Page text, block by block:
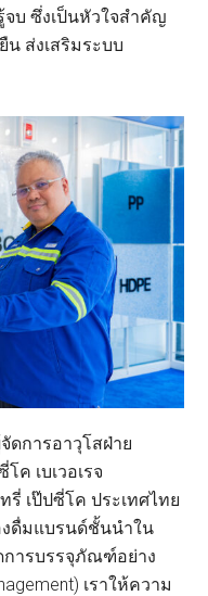
จบ ซึ่งเป็นหัวใจสำคัญ
ส่งเสริมระบบ
ดการอาวุโสฝ่าย
ค เบเวอเรจ
รี่ เป๊ปซี่โค ประเทศไทย
งดื่มแบรนด์ชั้นนำใน
การบรรจุภัณฑ์อย่าง
เราให้ความ